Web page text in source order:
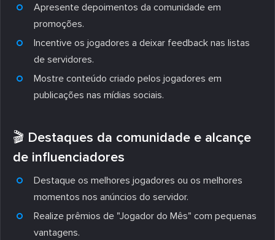
Apresente depoimentos da comunidade em
promoções.
Incentive os jogadores a deixar feedback nas listas
de servidores.
Mostre conteúdo criado pelos jogadores em
publicações nas mídias sociais.
🎬 Destaques da comunidade e alcançe
de influenciadores
Destaque os melhores jogadores ou os melhores
momentos nos anúncios do servidor.
Realize prêmios de "Jogador do Mês" com pequenas
vantagens.